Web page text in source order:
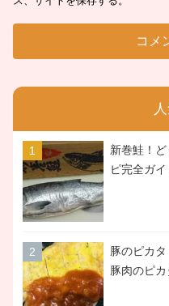
新巻鮭！
ピ完全ガイ
豚のピカ
豚肉のピ